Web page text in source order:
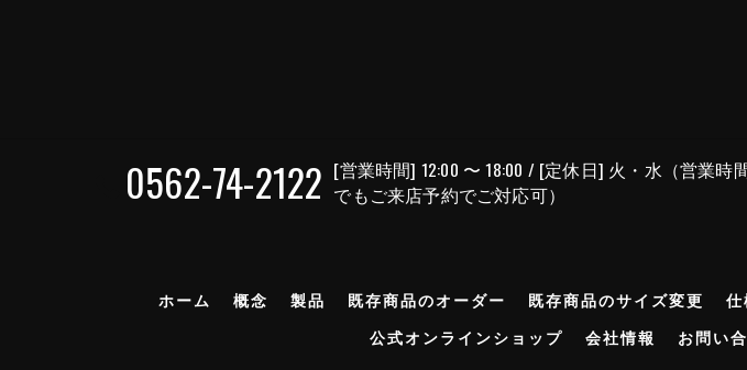
0562-74-2122 [営業時間] 12:00 〜 18:00 / [定休日] 火・水（営業時
でもご来店予約でご対応可）
ホーム 概念 製品 既存商品のオーダー 既存商品のサイズ変更
公式オンラインショップ
会社情報 お問い